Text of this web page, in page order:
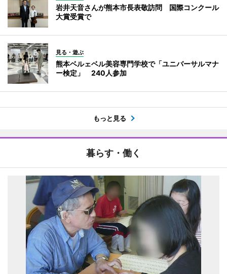
岩井天音さんが熊本市長表敬訪問 国際コンクール
大賞受賞で
見る・遊ぶ
熊本ベルェベル美容専門学校で「ユニバーサルマナ
ー検定」 240人参加
もっと見る
暮らす・働く